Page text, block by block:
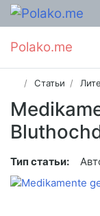
Polako.me
Статьи
Тип статьи: